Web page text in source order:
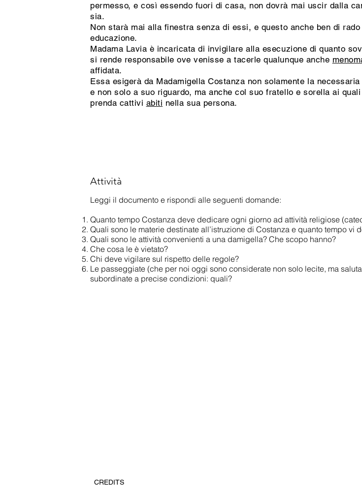
permesso, e così essendo fuori di casa, non dovrà mai uscir dalla
sia.
Non starà mai alla finestra senza di essi, e questo anche ben di
educazione.
Madama Lavia è incaricata di invigilare alla esecuzione di quanto
si rende responsabile ove venisse a tacerle qualunque anche
affidata.
Essa esigerà da Madamigella Costanza non solamente la
e non solo a suo riguardo, ma anche col suo fratello e sorella ai
prenda cattivi abiti nella sua persona.
Attività
Leggi il documento e rispondi alle seguenti domande:
Quanto tempo Costanza deve dedicare ogni giorno ad attività religiose
Quali sono le materie destinate all’istruzione di Costanza e quanto tempo vi
Quali sono le attività convenienti a una damigella? Che scopo hanno?
Che cosa le è vietato?
Chi deve vigilare sul rispetto delle regole?
Le passeggiate (che per noi oggi sono considerate non solo lecite, ma
subordinate a precise condizioni: quali?
CREDITS